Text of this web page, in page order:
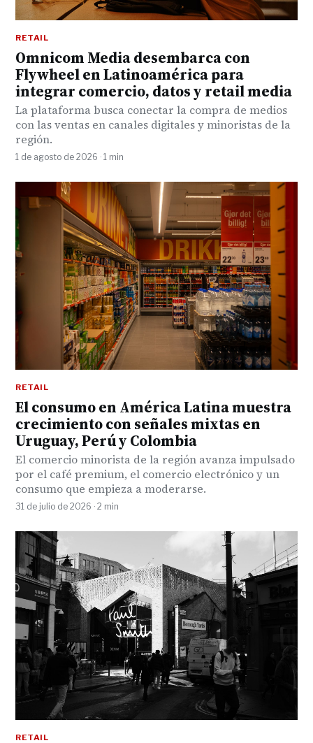
RETAIL
Omnicom Media desembarca con
Flywheel en Latinoamérica para
integrar comercio, datos y retail media
La plataforma busca conectar la compra de medios
con las ventas en canales digitales y minoristas de la
región.
1 de agosto de 2026 · 1 min
RETAIL
El consumo en América Latina muestra
crecimiento con señales mixtas en
Uruguay, Perú y Colombia
El comercio minorista de la región avanza impulsado
por el café premium, el comercio electrónico y un
consumo que empieza a moderarse.
31 de julio de 2026 · 2 min
RETAIL